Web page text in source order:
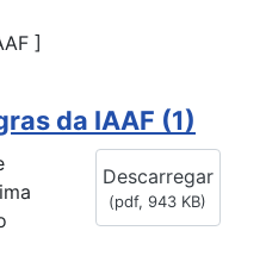
]
da IAAF (1)
Descarregar
(pdf, 943 KB)